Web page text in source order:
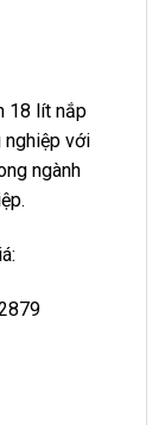
18 lít nắp
nghiệp với
ngành